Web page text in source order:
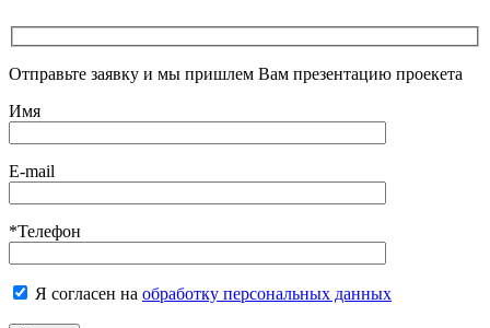
Отправьте заявку и мы пришлем Вам презентацию проекета
Имя
E-mail
*Телефон
Я согласен на обработку персональных данных